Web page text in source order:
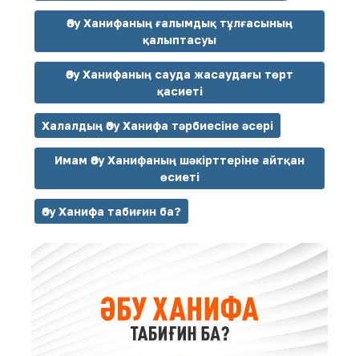
Әбу Ханифаның ғалымдық тұлғасының
қалыптасуы
Әбу Ханифаның сауда жасаудағы төрт
қасиеті
Халалдың Әбу Ханифа тәрбиесіне әсері
Имам Әбу Ханифаның шәкірттеріне айтқан
өсиеті
Әбу Ханифа табиғин ба?